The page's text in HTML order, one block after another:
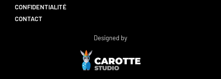
CONFIDENTIALITÉ
CONTACT
Designed by